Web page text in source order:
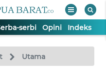
serbi Opini Indeks
Utama